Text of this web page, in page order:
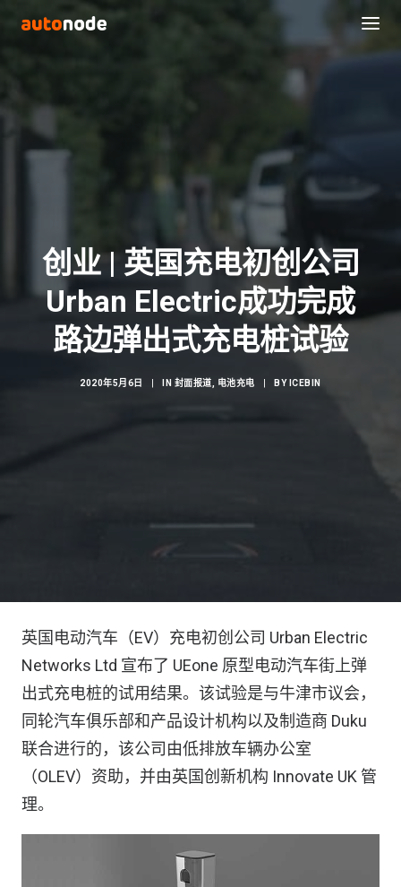
Search
创业 | 英国充电初创公司
Urban Electric成功完成
路边弹出式充电桩试验
2020年5月6日 IN 封面报道 电池充电 BY ICEBIN
英国电动汽车（EV）充电初创公司 Urban Electric
Networks Ltd 宣布了 UEone 原型电动汽车街上弹
出式充电桩的试用结果。该试验是与牛津市议会，
同轮汽车俱乐部和产品设计机构以及制造商 Duku
联合进行的，该公司由低排放车辆办公室
（OLEV）资助，并由英国创新机构 Innovate UK 管
理。